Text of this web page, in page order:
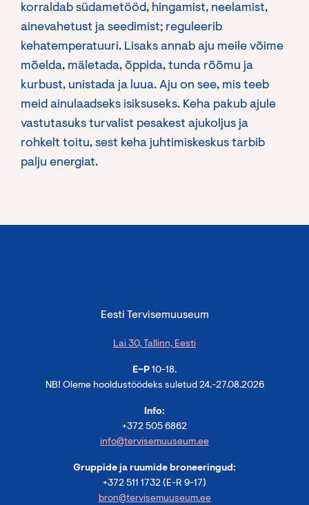
korraldab südametööd, hingamist, neelamist,
ainevahetust ja seedimist; reguleerib
kehatemperatuuri. Lisaks annab aju meile võime
mõelda, mäletada, õppida, tunda rõõmu ja
kurbust, unistada ja luua. Aju on see, mis teeb
meid ainulaadseks isiksuseks. Keha pakub ajule
vastutasuks turvalist pesakest ajukoljus ja
rohkelt toitu, sest keha juhtimiskeskus tarbib
palju energiat.
Eesti Tervisemuuseum
Lai 30, Tallinn, Eesti
E–P 10-18.
NB! Oleme hooldustöödeks suletud 24.-27.08.2026
Info:
+372 505 6862
info@tervisemuuseum.ee
Gruppide ja ruumide broneeringud:
+372 511 1732 (E-R 9-17)
bron@tervisemuuseum.ee